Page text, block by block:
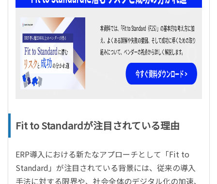
Fit to Standardが注目されている理由
ERP導入における新たなアプローチとして「Fit to
Standard」が注目されている背景には、従来の導入
手法に対する限界や、社会全体のデジタル化の加速、